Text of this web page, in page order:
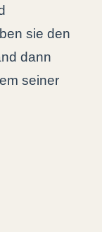
sie den
dann
seiner